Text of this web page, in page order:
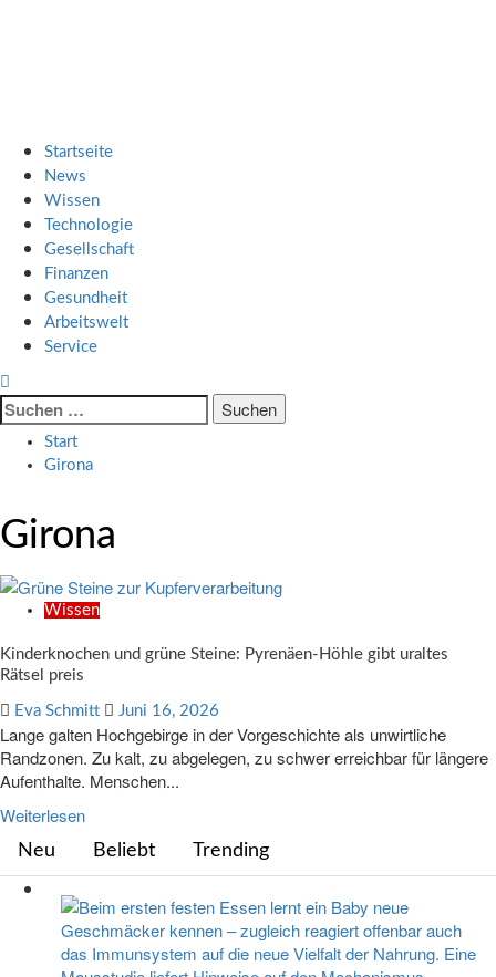
Startseite
News
Wissen
Technologie
Gesellschaft
Finanzen
Gesundheit
Arbeitswelt
Service
Suche
nach:
Start
Girona
Girona
Wissen
Kinderknochen und grüne Steine: Pyrenäen-Höhle gibt uraltes
Rätsel preis
Eva Schmitt Juni 16, 2026
Lange galten Hochgebirge in der Vorgeschichte als unwirtliche
Randzonen. Zu kalt, zu abgelegen, zu schwer erreichbar für längere
Aufenthalte. Menschen...
Weiterlesen
Neu Beliebt Trending